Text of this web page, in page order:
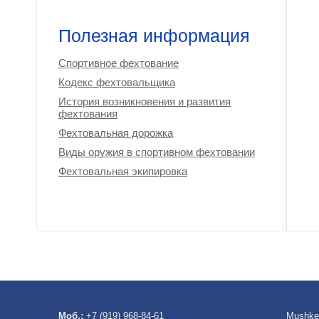
Полезная информация
Спортивное фехтование
Кодекс фехтовальщика
История возникновения и развития
фехтования
Фехтовальная дорожка
Виды оружия в спортивном фехтовании
Фехтовальная экипировка
Моб.: +7 (919) 968-84-61